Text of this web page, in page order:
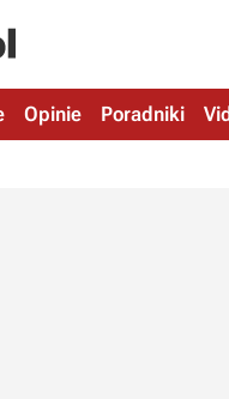
Opinie Poradniki